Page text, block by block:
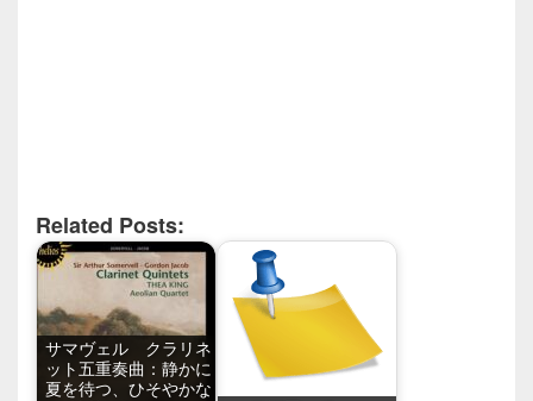
Related Posts:
サマヴェル クラリネ
ット五重奏曲：静かに
夏を待つ、ひそやかな